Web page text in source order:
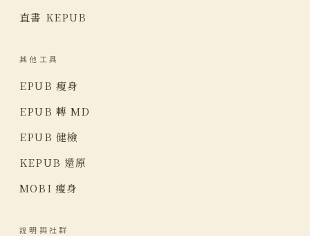
直書 KEPUB
其他工具
EPUB 瘦身
EPUB 轉 MD
EPUB 健檢
KEPUB 還原
MOBI 瘦身
說明與社群